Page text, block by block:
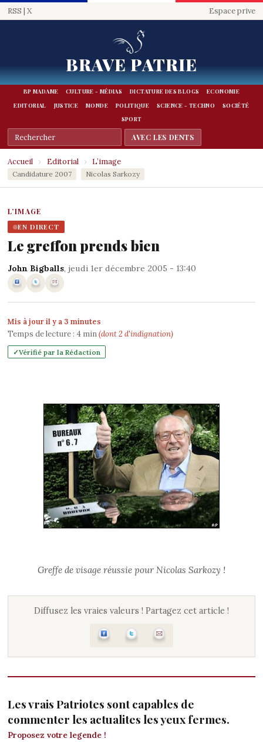
RSS | X Espace prive
BRAVE PATRIE
BP MADAME CULTURE - MÉDIAS DICTATURE DES BLOGS
ECONOMIE
EDITORIAL
JUSTICE MONDE POLITIQUE SCIENCE - TECHNO
SOCIÉTÉ
SPORT
Accueil › Editorial › L’image
Candidature 2007 Nicolas Sarkozy
L’IMAGE
EN DIRECT
Le greffon prends bien
John Bigballs, jeudi 1er décembre 2005 - 13:40
Mis à jour il y a 3 minutes
Temps de lecture : 4min(dont 2 d'indignation)
Vérifié par la Rédaction
Greffe de visage réussie pour Nicolas Sarkozy !
Diffusez les vraies valeurs ! Partagez cet article !
Les vrais Patriotes sont capables de
commenter les actualites les yeux fermes.
Proposez votre legende !